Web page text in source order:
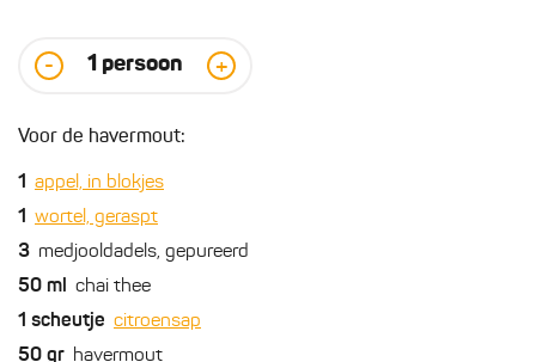
- 1 persoon +
Voor de havermout:
1 appel, in blokjes
1 wortel, geraspt
3 medjooldadels, gepureerd
50 ml chai thee
1 scheutje citroensap
50 gr havermout